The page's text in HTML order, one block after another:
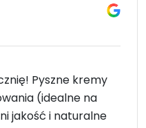
Pyszne kremy
(idealne na
jakość i naturalne